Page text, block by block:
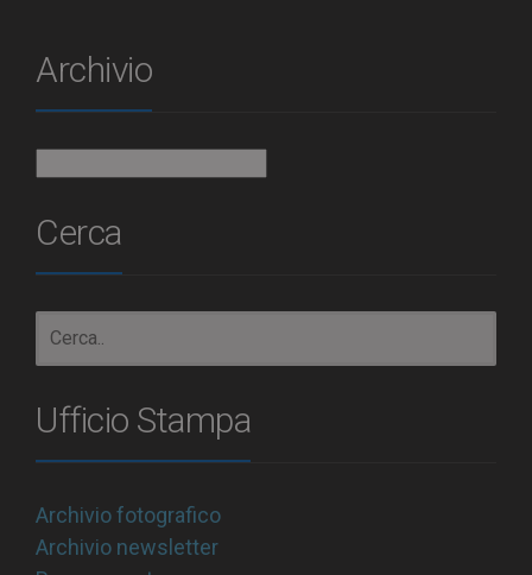
Archivio
Cerca
Ufficio Stampa
Archivio fotografico
Archivio newsletter